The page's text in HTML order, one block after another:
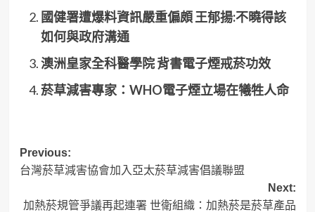
國健署遭爆料資訊嚴重偏頗 王郁揚:不曉得該
如何與政府溝通
澳洲皇家全科醫學院 背書電子煙戒菸功效
菸草減害專家：WHO電子煙立場在犧牲人命
Post
navigation
Previous:
台灣菸草減害協會加入亞太菸草減害倡議聯盟
Next:
加熱菸規管爭議再起連署 世衛組織：加熱菸是菸草產品